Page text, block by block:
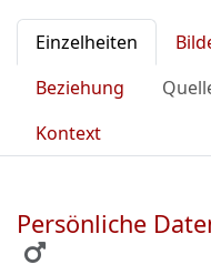
Einzelheiten
Beziehung
Kontext
Persönliche